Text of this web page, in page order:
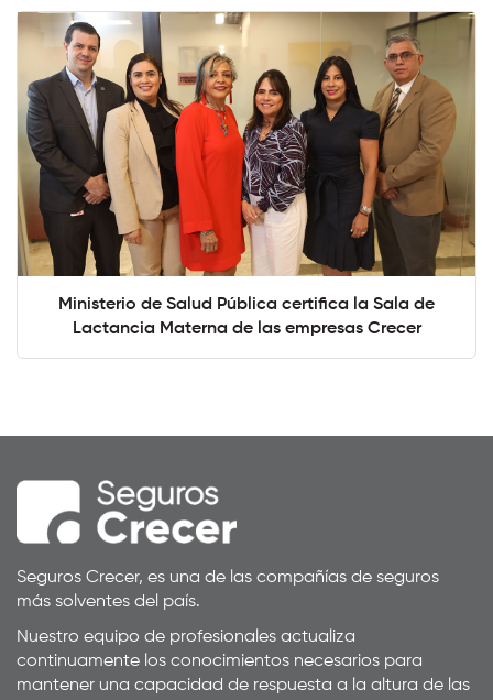
Ministerio de Salud Pública certifica la Sala de
Lactancia Materna de las empresas Crecer
Seguros Crecer, es una de las compañías de seguros
más solventes del país.
Nuestro equipo de profesionales actualiza
continuamente los conocimientos necesarios para
mantener una capacidad de respuesta a la altura de las